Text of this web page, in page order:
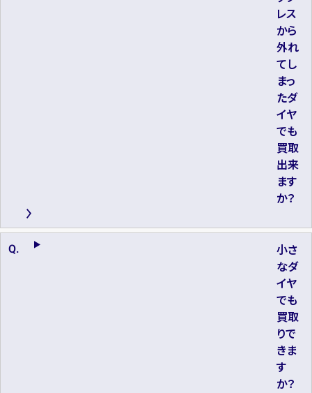
レス
から
外れ
てし
まっ
たダ
イヤ
でも
買取
出来
ます
か？
小さ
なダ
イヤ
でも
買取
りで
きま
す
か？